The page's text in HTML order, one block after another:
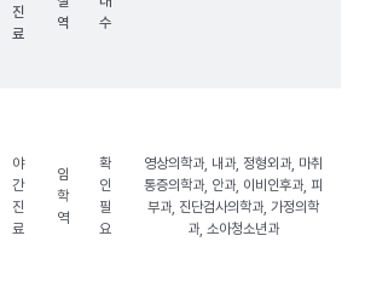
진
료
역
수
야
간
진
료
임
학
역
확
인
필
요
영상의학과, 내과, 정형외과, 마취
통증의학과, 안과, 이비인후과, 피
부과, 진단검사의학과, 가정의학
과, 소아청소년과